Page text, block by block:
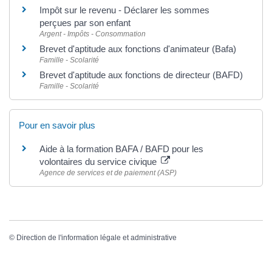
Impôt sur le revenu - Déclarer les sommes
perçues par son enfant
Argent - Impôts - Consommation
Brevet d'aptitude aux fonctions d'animateur (Bafa)
Famille - Scolarité
Brevet d'aptitude aux fonctions de directeur (BAFD)
Famille - Scolarité
Pour en savoir plus
Aide à la formation BAFA / BAFD pour les
volontaires du service civique
Agence de services et de paiement (ASP)
© Direction de l'information légale et administrative